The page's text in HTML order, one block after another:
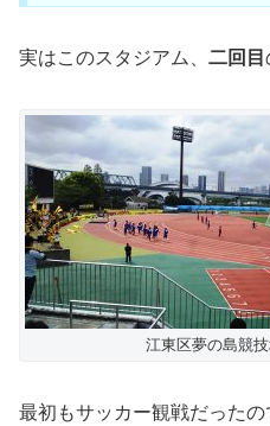
実はこのスタジアム、 二回目
江東区夢の島競
最初もサッカー観戦だった